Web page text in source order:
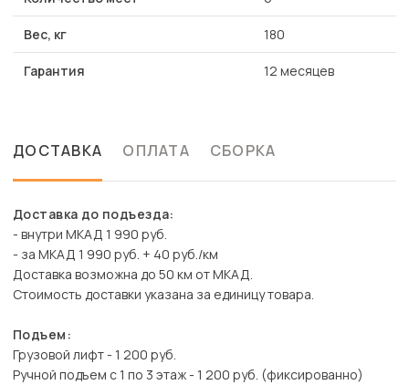
Вес, кг 180
Гарантия 12 месяцев
ДОСТАВКА ОПЛАТА СБОРКА
Доставка до подъезда:
- внутри МКАД 1 990 руб.
- за МКАД 1 990 руб. + 40 руб./км
Доставка возможна до 50 км от МКАД.
Стоимость доставки указана за единицу товара.
Подъем:
Грузовой лифт - 1 200 руб.
Ручной подъем с 1 по 3 этаж - 1 200 руб. (фиксированно)